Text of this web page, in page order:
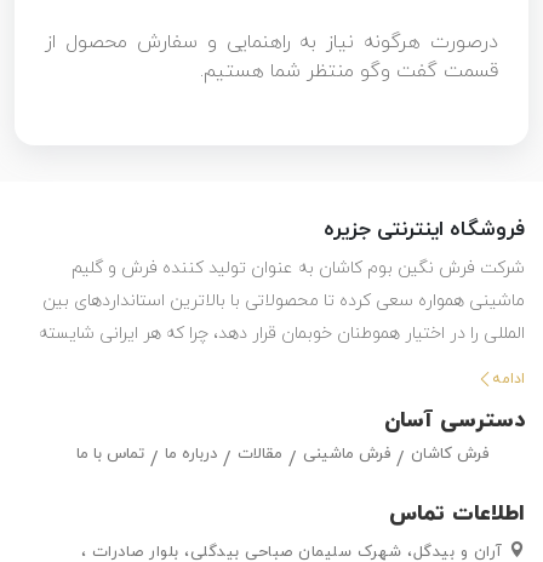
درصورت هرگونه نیاز به راهنمایی و سفارش محصول از
قسمت گفت وگو منتظر شما هستیم.
فروشگاه اینترنتی جزیره
شرکت فرش نگین بوم کاشان به عنوان تولید کننده فرش و گلیم
ماشینی همواره سعی کرده تا محصولاتی با بالاترین استانداردهای بین
المللی را در اختیار هموطنان خوبمان قرار دهد، چرا که هر ایرانی شایسته
استفاده از بهترین هاست. این شرکت با تولید انواع فرش ماشینی و گلیم
مشتریان خود قرار داده تا بتوانند متناسب با سلیقه خود ، فرش ماشینی
و گلیم مورد علاقه خود را به راحتی انتتخاب کرده و خریداری کنند.
ادامه
اطلاعات تماس
آران و بیدگل، شهرک سلیمان صباحی بیدگلی، بلوار صادرات ،
دسترسی آسان
فرش کاشان فرش ماشینی مقالات درباره ما تماس با ما